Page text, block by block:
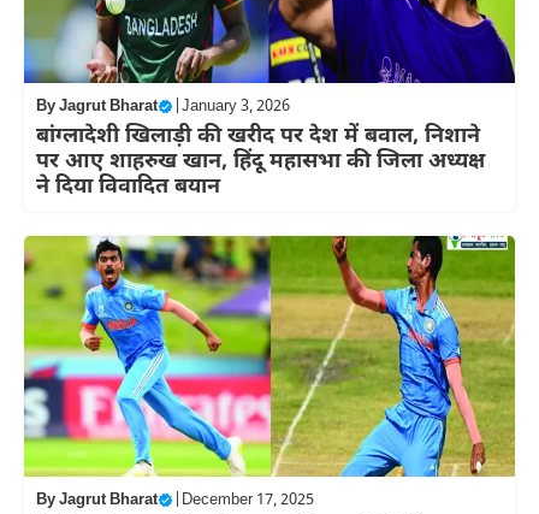
ByJagrut Bharat January 3, 2026
बांग्लादेशी खिलाड़ी की खरीद पर देश में बवाल, निशाने
पर आए शाहरुख खान, हिंदू महासभा की जिला अध्यक्ष
ने दिया विवादित बयान
ByJagrut Bharat December 17, 2025